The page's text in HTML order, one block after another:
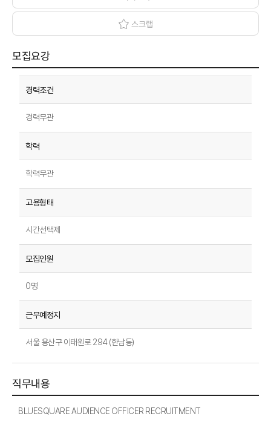
스크랩
모집요강
경력무관
학력무관
시간선택제
0명
서울 용산구 이태원로 294 (한남동)
직무내용
BLUESQUARE AUDIENCE OFFICER RECRUITMENT